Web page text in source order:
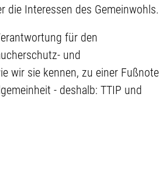
die Interessen des Gemeinwohls.
für den
und
wir sie kennen, zu einer Fußnote
- deshalb: TTIP und